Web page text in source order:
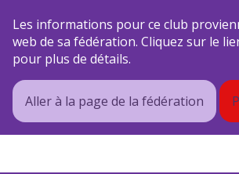
Les informations pour ce club
web de sa fédération. Cliquez sur le
pour plus de détails.
Aller à la page de la fédération